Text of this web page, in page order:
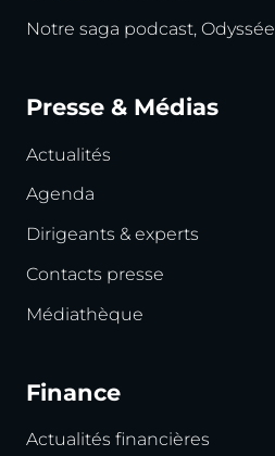
Notre saga podcast, Odyssée
Presse & Médias
Actualités
Agenda
Dirigeants & experts
Contacts presse
Médiathèque
Finance
Actualités financières